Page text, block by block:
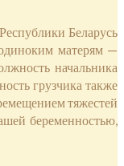
Беларусь
матерям —
начальника
грузчика также
тяжестей
беременностью,